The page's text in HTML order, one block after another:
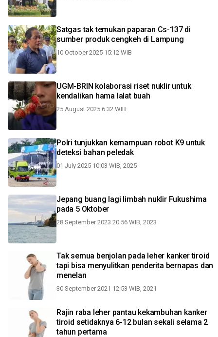
Satgas tak temukan paparan Cs-137 di
sumber produk cengkeh di Lampung
10 October 2025 15:12 WIB
UGM-BRIN kolaborasi riset nuklir untuk
kendalikan hama lalat buah
25 August 2025 6:32 WIB
Polri tunjukkan kemampuan robot K9 untuk
deteksi bahan peledak
01 July 2025 10:03 WIB, 2025
Jepang buang lagi limbah nuklir Fukushima
pada 5 Oktober
28 September 2023 20:56 WIB, 2023
Tak semua benjolan pada leher kanker tiroid
tapi bisa menyulitkan penderita bernapas dan
menelan
30 September 2021 12:53 WIB, 2021
Rajin raba leher pantau kekambuhan kanker
tiroid setidaknya 6-12 bulan sekali selama 2
tahun pertama